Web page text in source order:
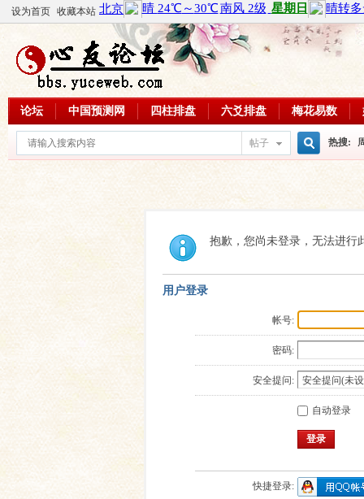
设为首页 收藏本站
论坛 中国预测网 四柱排盘 六爻排盘 梅花易数
帖子
索
热搜:
周易教
每日一
抱歉，您尚未登录，无法进行
用户登录
帐号:
密码:
安全提问:
自动登录
登录
快捷登录: